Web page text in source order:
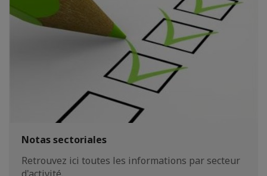
Notas sectoriales
Retrouvez ici toutes les informations par secteur